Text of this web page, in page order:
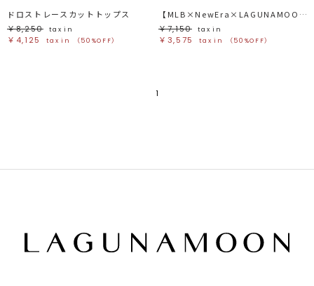
ドロストレースカットトップス
￥8,250
tax in
￥4,125 tax in （50%OFF）
【MLB×NewEra×LAGUNAMOON】Tshirt
￥7,150
tax in
￥3,575 tax in （50%OFF）
1